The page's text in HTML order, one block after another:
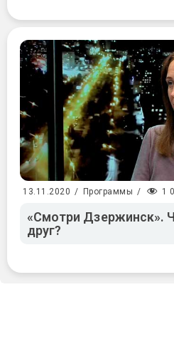
13.11.2020 / Программы / 1
«Смотри Дзержинск».
друг?